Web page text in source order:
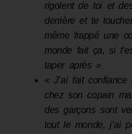
rigolent de toi et
derrière et te
même frappé une
monde fait ça, si
taper après »
«J’ai fait
chez son copain
des garçons sont
tout le monde, j’ai